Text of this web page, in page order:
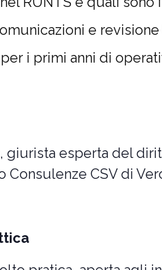
e revisione
i primi anni di
giurista esperta del
Consulenze CSV di